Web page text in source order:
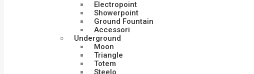
Electropoint
Showerpoint
Ground Fountain
Accessori
Underground
Moon
Triangle
Totem
Steelo